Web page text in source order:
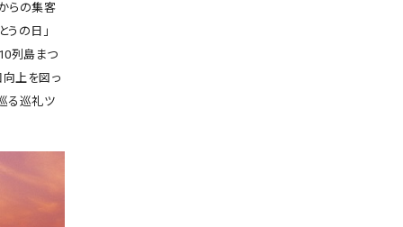
らの集客
うの日」
列島まつ
向上を図っ
る巡礼ツ